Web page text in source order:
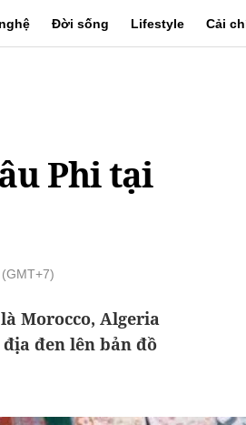
Đời sống Lifestyle Cải
Phi tại
Morocco, Algeria
đen lên bản đồ